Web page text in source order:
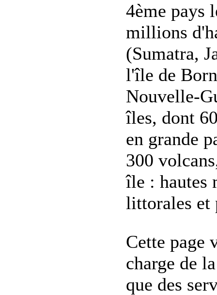
4ème pays
millions
(Sumatra,
l'île de
Nouvelle-
îles, dont
en grande
300
île : hautes
littorales et
Cette page
charge de
que des